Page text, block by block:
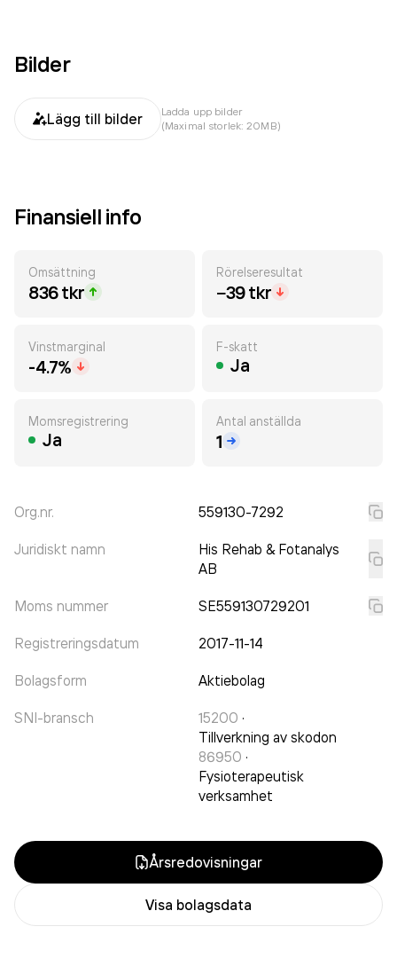
Bilder
Lägg till bilder
Ladda upp bilder
(Maximal storlek: 20MB)
Finansiell info
Omsättning
836 tkr
Rörelseresultat
−39 tkr
Vinstmarginal
-4.7%
F-skatt
Ja
Momsregistrering
Ja
Antal anställda
1
Org.nr. 559130-7292
Juridiskt namn
His Rehab & Fotanalys
AB
Moms nummer SE559130729201
Registreringsdatum 2017-11-14
Bolagsform Aktiebolag
SNI-bransch 15200 ·
Tillverkning av skodon
86950 ·
Fysioterapeutisk
verksamhet
Årsredovisningar
Visa bolagsdata